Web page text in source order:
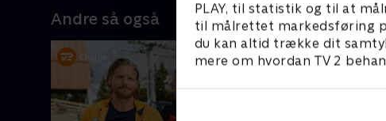
PLAY, til statistik og til at
til målrettet markedsføring
du kan altid trække dit
mere om hvordan TV 2
Andre så også